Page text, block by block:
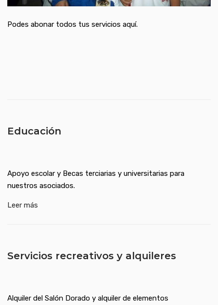
Podes abonar todos tus servicios aquí.
Educación
Apoyo escolar y Becas terciarias y universitarias para
nuestros asociados.
Leer más
Servicios recreativos y alquileres
Alquiler del Salón Dorado y alquiler de elementos